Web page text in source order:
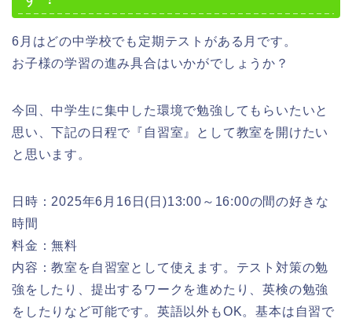
6月はどの中学校でも定期テストがある月です。
お子様の学習の進み具合はいかがでしょうか？
今回、中学生に集中した環境で勉強してもらいたいと
思い、下記の日程で『自習室』として教室を開けたい
と思います。
日時：2025年6月16日(日)13:00～16:00の間の好きな
時間
料金：無料
内容：教室を自習室として使えます。テスト対策の勉
強をしたり、提出するワークを進めたり、英検の勉強
をしたりなど可能です。英語以外もOK。基本は自習で